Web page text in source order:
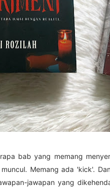
bab yang memang
Memang ada 'kick'.
jawapan yang